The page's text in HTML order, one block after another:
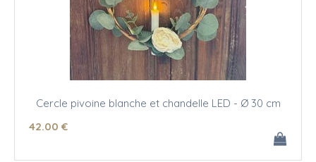
Cercle pivoine blanche et chandelle LED - Ø 30 cm
42.00 €